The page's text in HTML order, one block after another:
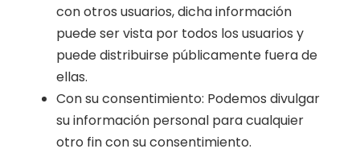
con otros usuarios, dicha información
puede ser vista por todos los usuarios y
puede distribuirse públicamente fuera de
ellas.
Con su consentimiento: Podemos divulgar
su información personal para cualquier
otro fin con su consentimiento.